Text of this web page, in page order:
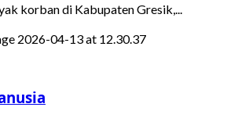
korban di Kabupaten Gresik,...